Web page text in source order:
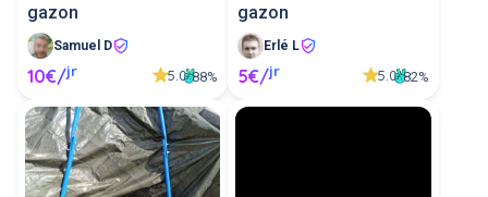
gazon
Samuel D
10€/jr 5.0 88%
gazon
Erlé L
5€/jr 5.0 82%